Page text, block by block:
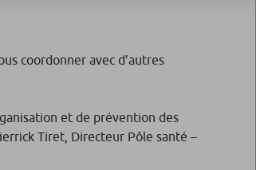
coordonner avec d’autres
et de prévention des
Tiret, Directeur Pôle santé –